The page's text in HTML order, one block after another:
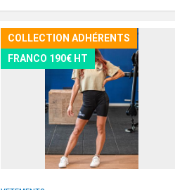
COLLECTION ADHÉRENTS
FRANCO 190€ HT